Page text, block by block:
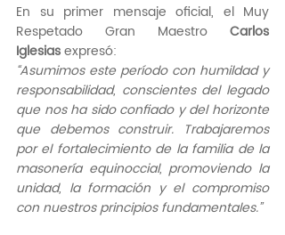
En su primer mensaje oficial, el Muy
Respetado Gran Maestro Carlos
Iglesias expresó:
“Asumimos este período con humildad y
responsabilidad, conscientes del legado
que nos ha sido confiado y del horizonte
que debemos construir. Trabajaremos
por el fortalecimiento de la familia de la
masonería equinoccial, promoviendo la
unidad, la formación y el compromiso
con nuestros principios fundamentales.”